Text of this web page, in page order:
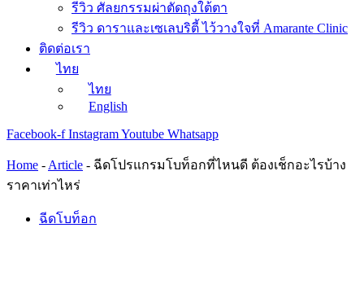
รีวิว ศัลยกรรมผ่าตัดถุงใต้ตา
รีวิว ดาราและเซเลบริตี้ ไว้วางใจที่ Amarante Clinic
ติดต่อเรา
ไทย
ไทย
English
Facebook-f InstagramYoutube Whatsapp
Home - Article - ฉีดโปรแกรมโบท็อกที่ไหนดี ต้องเช็กอะไรบ้าง
ราคาเท่าไหร่
ฉีดโบท็อก